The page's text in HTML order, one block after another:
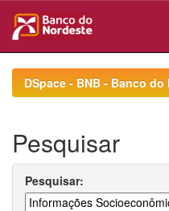
navigationDSpace - BNB - Banco
Pesquisar
Pesquisar: